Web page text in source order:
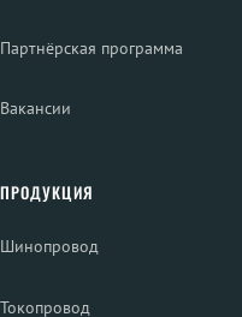
Партнёрская программа
Вакансии
ПРОДУКЦИЯ
Шинопровод
Токопровод